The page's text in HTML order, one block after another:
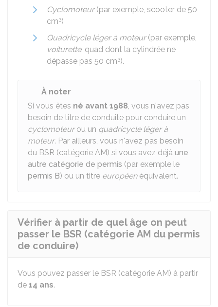
Cyclomoteur(par exemple, scooter de 50
cm3)
Quadricycle léger à moteur(par exemple,
voiturette, quad dont la cylindrée ne
dépasse pas 50 cm3).
À noter
Si vous êtes né avant 1988, vous n'avez pas
besoin de titre de conduite pour conduire un
cyclomoteurou un quadricycle léger à
moteur. Par ailleurs, vous n'avez pas besoin
du BSR (catégorie AM) si vous avez déjà une
autre catégorie de permis (par exemple le
permis B) ou un titre européenéquivalent.
Vérifier à partir de quel âge on peut
passer le BSR (catégorie AM du permis
de conduire)
Vous pouvez passer le BSR (catégorie AM) à partir
de 14 ans.